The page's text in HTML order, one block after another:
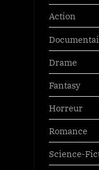
Action
Drame
Fantasy
Horreur
Romance
Science-